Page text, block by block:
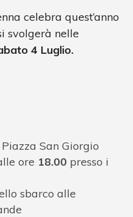
celebra quest’anno
svolgerà nelle
4 Luglio.
Piazza San Giorgio
ore 18.00 presso i
sbarco alle